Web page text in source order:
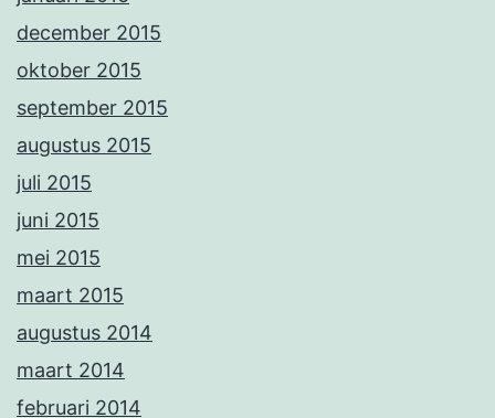
december 2015
oktober 2015
september 2015
augustus 2015
juli 2015
juni 2015
mei 2015
maart 2015
augustus 2014
maart 2014
februari 2014